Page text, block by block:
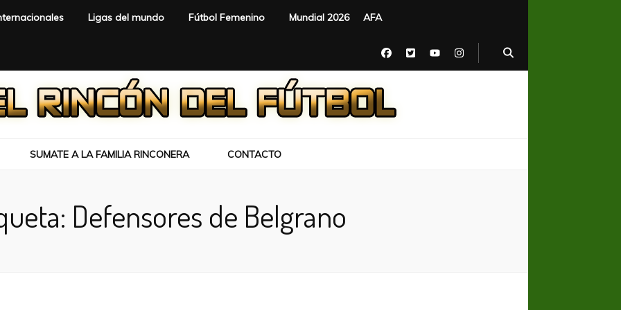
Ligas del mundo Fútbol Femenino Mundial 2026 AFA
SUMATE A LA FAMILIA RINCONERA CONTACTO
Defensores de Belgrano